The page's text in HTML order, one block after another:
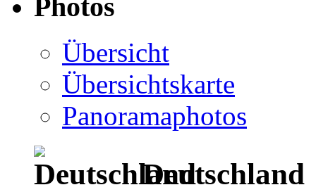
Photos
Übersicht
Übersichtskarte
Panoramaphotos
Deutschland